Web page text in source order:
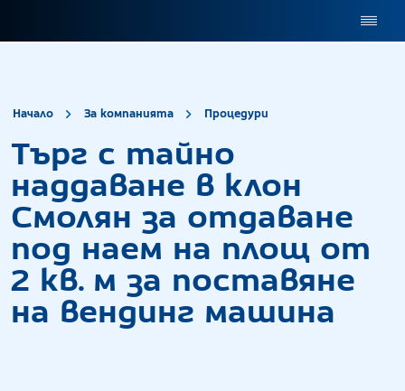
Начало За компанията Процедури
Търг с тайно
наддаване в клон
Смолян за отдаване
под наем на площ от
2 кв. м за поставяне
на вендинг машина